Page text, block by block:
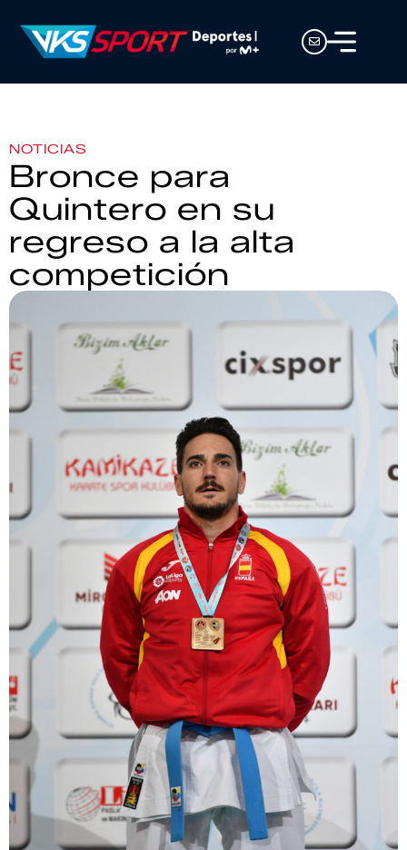
NOTICIAS
Bronce para
Quintero en su
regreso a la alta
competición